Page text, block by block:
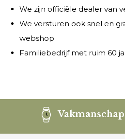
We zijn officiële dealer van
We versturen ook snel en
webshop
Familiebedrijf met ruim 60